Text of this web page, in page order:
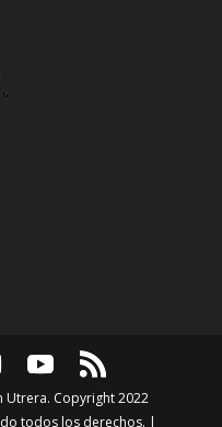
Utrera. Copyright 2022
todos los derechos. |